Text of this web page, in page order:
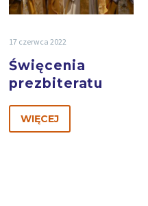
17 czerwca 2022
Święcenia
prezbiteratu
WIĘCEJ